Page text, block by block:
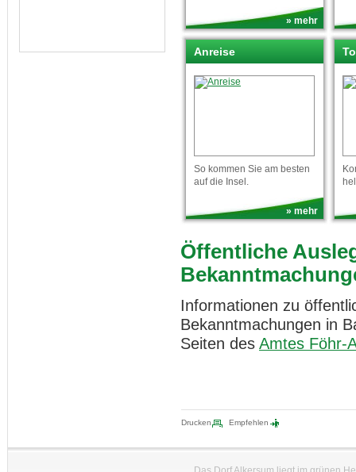
» mehr
Anreise
So kommen Sie am besten
auf die Insel.
» mehr
Öffentliche
Informationen zu
Bekanntmachungen in
Seiten des Amtes Föhr-
Drucken Empfehlen